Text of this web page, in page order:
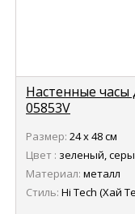
Настенные часы
05853V
Размер: 24 х 48 см
Цвет : зеленый,
Материал: металл
Стиль: Hi Tech (Хай